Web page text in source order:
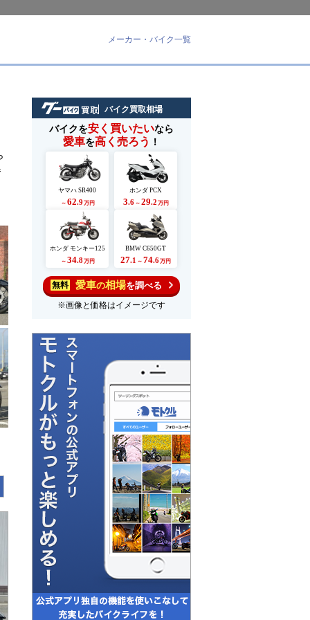
メーカー・バイク一覧
バイク買取相場
バイクを安く買いたいなら
愛車を高く売ろう ！
ヤマハ SR400
～ 62.9 万円
ホンダ PCX
3.6 ～ 29.2 万円
ホンダ モンキー125
～ 34.8万円
BMW C650GT
27.1 ～ 74.6万円
無料 愛車の相場を調べる
※画像と価格はイメージです